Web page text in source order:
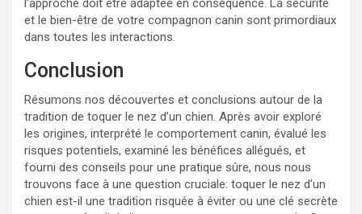
l’approche doit être adaptée en conséquence. La sécurité
et le bien-être de votre compagnon canin sont primordiaux
dans toutes les interactions.
Conclusion
Résumons nos découvertes et conclusions autour de la
tradition de toquer le nez d’un chien. Après avoir exploré
les origines, interprété le comportement canin, évalué les
risques potentiels, examiné les bénéfices allégués, et
fourni des conseils pour une pratique sûre, nous nous
trouvons face à une question cruciale: toquer le nez d’un
chien est-il une tradition risquée à éviter ou une clé secrète